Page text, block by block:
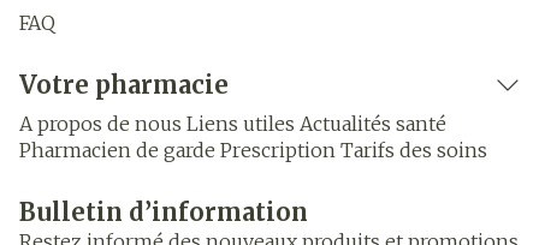
FAQ
Votre pharmacie
A propos de nous Liens utiles Actualités santé
Pharmacien de garde Prescription Tarifs des soins
Bulletin d’information